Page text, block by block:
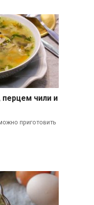
перцем чили и
приготовить